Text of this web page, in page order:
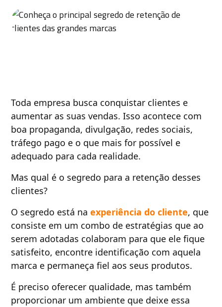
Toda empresa busca conquistar clientes e
aumentar as suas vendas. Isso acontece com
boa propaganda, divulgação, redes sociais,
tráfego pago e o que mais for possível e
adequado para cada realidade.
Mas qual é o segredo para a retenção desses
clientes?
O segredo está naexperiência do cliente, que
consiste em um combo de estratégias que ao
serem adotadas colaboram para que ele fique
satisfeito, encontre identificação com aquela
marca e permaneça fiel aos seus produtos.
É preciso oferecer qualidade, mas também
proporcionar um ambiente que deixe essa